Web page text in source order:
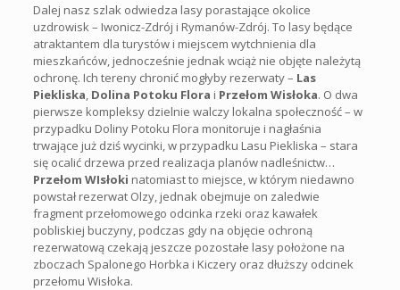
Dalej nasz szlak odwiedza lasy porastające okolice
uzdrowisk – Iwonicz-Zdrój i Rymanów-Zdrój. To lasy będące
atraktantem dla turystów i miejscem wytchnienia dla
mieszkańców, jednocześnie jednak wciąż nie objęte należytą
ochronę. Ich tereny chronić mogłyby rezerwaty – Las
Piekliska, Dolina Potoku Flora i Przełom Wisłoka. O dwa
pierwsze kompleksy dzielnie walczy lokalna społeczność – w
przypadku Doliny Potoku Flora monitoruje i nagłaśnia
trwające już dziś wycinki, w przypadku Lasu Piekliska – stara
się ocalić drzewa przed realizacja planów nadleśnictw…
Przełom WIsłoki natomiast to miejsce, w którym niedawno
powstał rezerwat Olzy, jednak obejmuje on zaledwie
fragment przełomowego odcinka rzeki oraz kawałek
pobliskiej buczyny, podczas gdy na objęcie ochroną
rezerwatową czekają jeszcze pozostałe lasy położone na
zboczach Spalonego Horbka i Kiczery oraz dłuższy odcinek
przełomu Wisłoka.